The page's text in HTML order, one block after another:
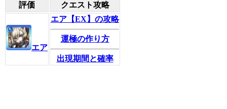
評価 クエスト攻略
エア
エア【EX】の攻略
運極の作り方
出現期間と確率